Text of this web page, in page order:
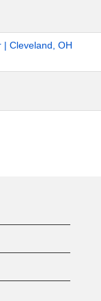
| Cleveland, OH